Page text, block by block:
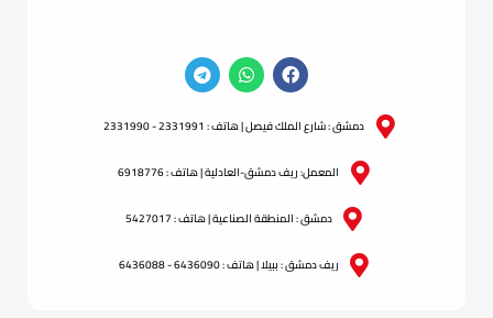
دمشق : شارع الملك فيصل | هاتف : 2331991 - 2331990
المعمل: ريف دمشق-العادلية | هاتف : 6918776
دمشق : المنطقة الصناعية | هاتف : 5427017
ريف دمشق : ببيلا | هاتف : 6436090 - 6436088